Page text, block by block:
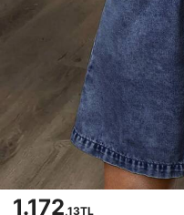
1.172,13TL